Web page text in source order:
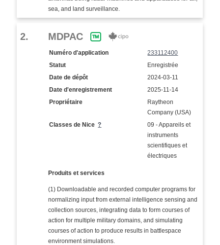
sea, and land surveillance.
2. MDPAC
Numéro d'application
233112400
Statut
Enregistrée
Date de dépôt
2024-03-11
Date d'enregistrement
2025-11-14
Propriétaire
Raytheon
Company (USA)
Classes de Nice?
09 - Appareils et
instruments
scientifiques et
électriques
Produits et services
(1) Downloadable and recorded computer programs for
normalizing input from external intelligence sensing and
collection sources, integrating data to form courses of
action for multiple military domains, and simulating
courses of action to produce results in battlespace
environment simulations.